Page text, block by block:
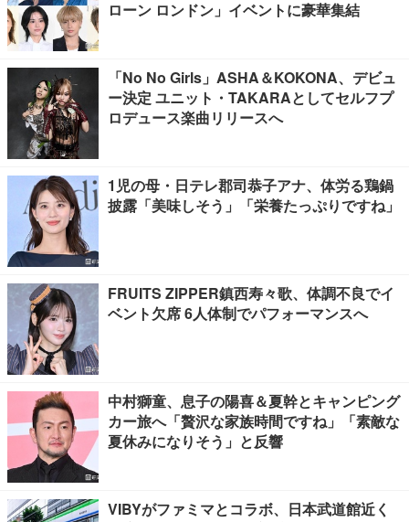
ローン ロンドン」イベントに豪華集結
「No No Girls」ASHA＆KOKONA、デビュ
ー決定 ユニット・TAKARAとしてセルフプ
ロデュース楽曲リリースへ
1児の母・日テレ郡司恭子アナ、体労る鶏鍋
披露「美味しそう」「栄養たっぷりですね」
FRUITS ZIPPER鎮西寿々歌、体調不良でイ
ベント欠席 6人体制でパフォーマンスへ
中村獅童、息子の陽喜＆夏幹とキャンピング
カー旅へ「贅沢な家族時間ですね」「素敵な
夏休みになりそう」と反響
VIBYがファミマとコラボ、日本武道館近く